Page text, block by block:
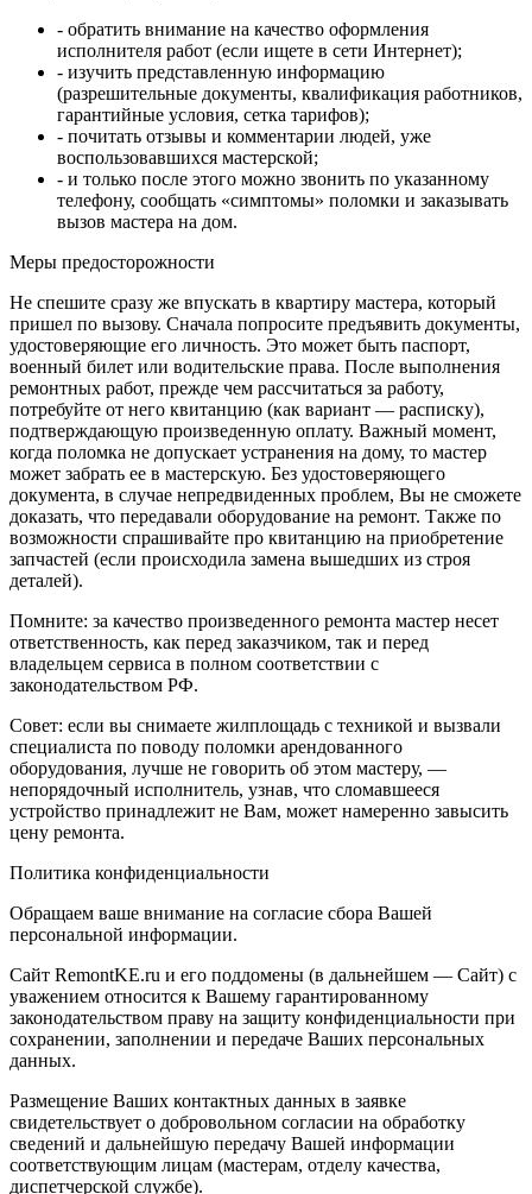
- обратить внимание на качество оформления
исполнителя работ (если ищете в сети Интернет);
- изучить представленную информацию
(разрешительные документы, квалификация работников,
гарантийные условия, сетка тарифов);
- почитать отзывы и комментарии людей, уже
воспользовавшихся мастерской;
- и только после этого можно звонить по указанному
телефону, сообщать «симптомы» поломки и заказывать
вызов мастера на дом.
Меры предосторожности
Не спешите сразу же впускать в квартиру мастера, который
пришел по вызову. Сначала попросите предъявить документы,
удостоверяющие его личность. Это может быть паспорт,
военный билет или водительские права. После выполнения
ремонтных работ, прежде чем рассчитаться за работу,
потребуйте от него квитанцию (как вариант — расписку),
подтверждающую произведенную оплату. Важный момент,
когда поломка не допускает устранения на дому, то мастер
может забрать ее в мастерскую. Без удостоверяющего
документа, в случае непредвиденных проблем, Вы не сможете
доказать, что передавали оборудование на ремонт. Также по
возможности спрашивайте про квитанцию на приобретение
запчастей (если происходила замена вышедших из строя
деталей).
Помните: за качество произведенного ремонта мастер несет
ответственность, как перед заказчиком, так и перед
владельцем сервиса в полном соответствии с
законодательством РФ.
Совет: если вы снимаете жилплощадь с техникой и вызвали
специалиста по поводу поломки арендованного
оборудования, лучше не говорить об этом мастеру, —
непорядочный исполнитель, узнав, что сломавшееся
устройство принадлежит не Вам, может намеренно завысить
цену ремонта.
Политика конфиденциальности
Обращаем ваше внимание на согласие сбора Вашей
персональной информации.
Сайт RemontKE.ru и его поддомены (в дальнейшем — Сайт) с
уважением относится к Вашему гарантированному
законодательством праву на защиту конфиденциальности при
сохранении, заполнении и передаче Ваших персональных
данных.
Размещение Ваших контактных данных в заявке
свидетельствует о добровольном согласии на обработку
сведений и дальнейшую передачу Вашей информации
соответствующим лицам (мастерам, отделу качества,
диспетчерской службе).